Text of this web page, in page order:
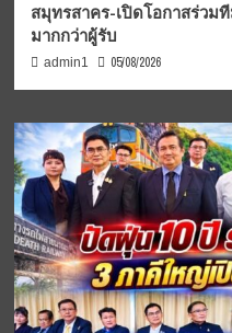
สมุทรสาคร-เปิดโอกาสร่วม
มากกว่าผู้รับ
admin1 05/08/2026